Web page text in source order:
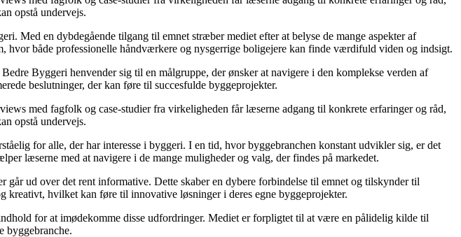
opstå undervejs.
Med en dybdegående tilgang til emnet stræber mediet efter at belyse de mange aspekter af
hvor både professionelle håndværkere og nysgerrige boligejere kan finde værdifuld viden og indsigt.
Byggeri henvender sig til en målgruppe, der ønsker at navigere i den komplekse verden af
beslutninger, der kan føre til succesfulde byggeprojekter.
med fagfolk og case-studier fra virkeligheden får læserne adgang til konkrete erfaringer og råd,
opstå undervejs.
for alle, der har interesse i byggeri. I en tid, hvor byggebranchen konstant udvikler sig, er det
læserne med at navigere i de mange muligheder og valg, der findes på markedet.
ud over det rent informative. Dette skaber en dybere forbindelse til emnet og tilskynder til
hvilket kan føre til innovative løsninger i deres egne byggeprojekter.
for at imødekomme disse udfordringer. Mediet er forpligtet til at være en pålidelig kilde til
byggebranche.